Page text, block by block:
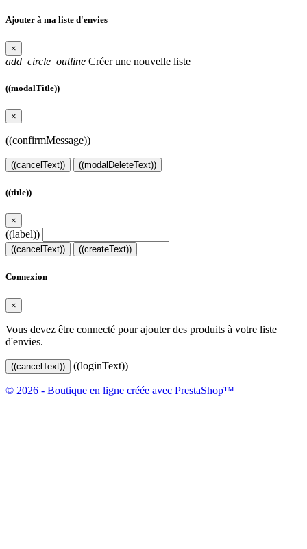
Ajouter à ma liste d'envies
×
add_circle_outline Créer une nouvelle liste
((modalTitle))
×
((confirmMessage))
((cancelText)) ((modalDeleteText))
((title))
×
((label))
((cancelText)) ((createText))
Connexion
×
Vous devez être connecté pour ajouter des produits à votre liste
d'envies.
((cancelText)) ((loginText))
© 2026 - Boutique en ligne créée avec PrestaShop™